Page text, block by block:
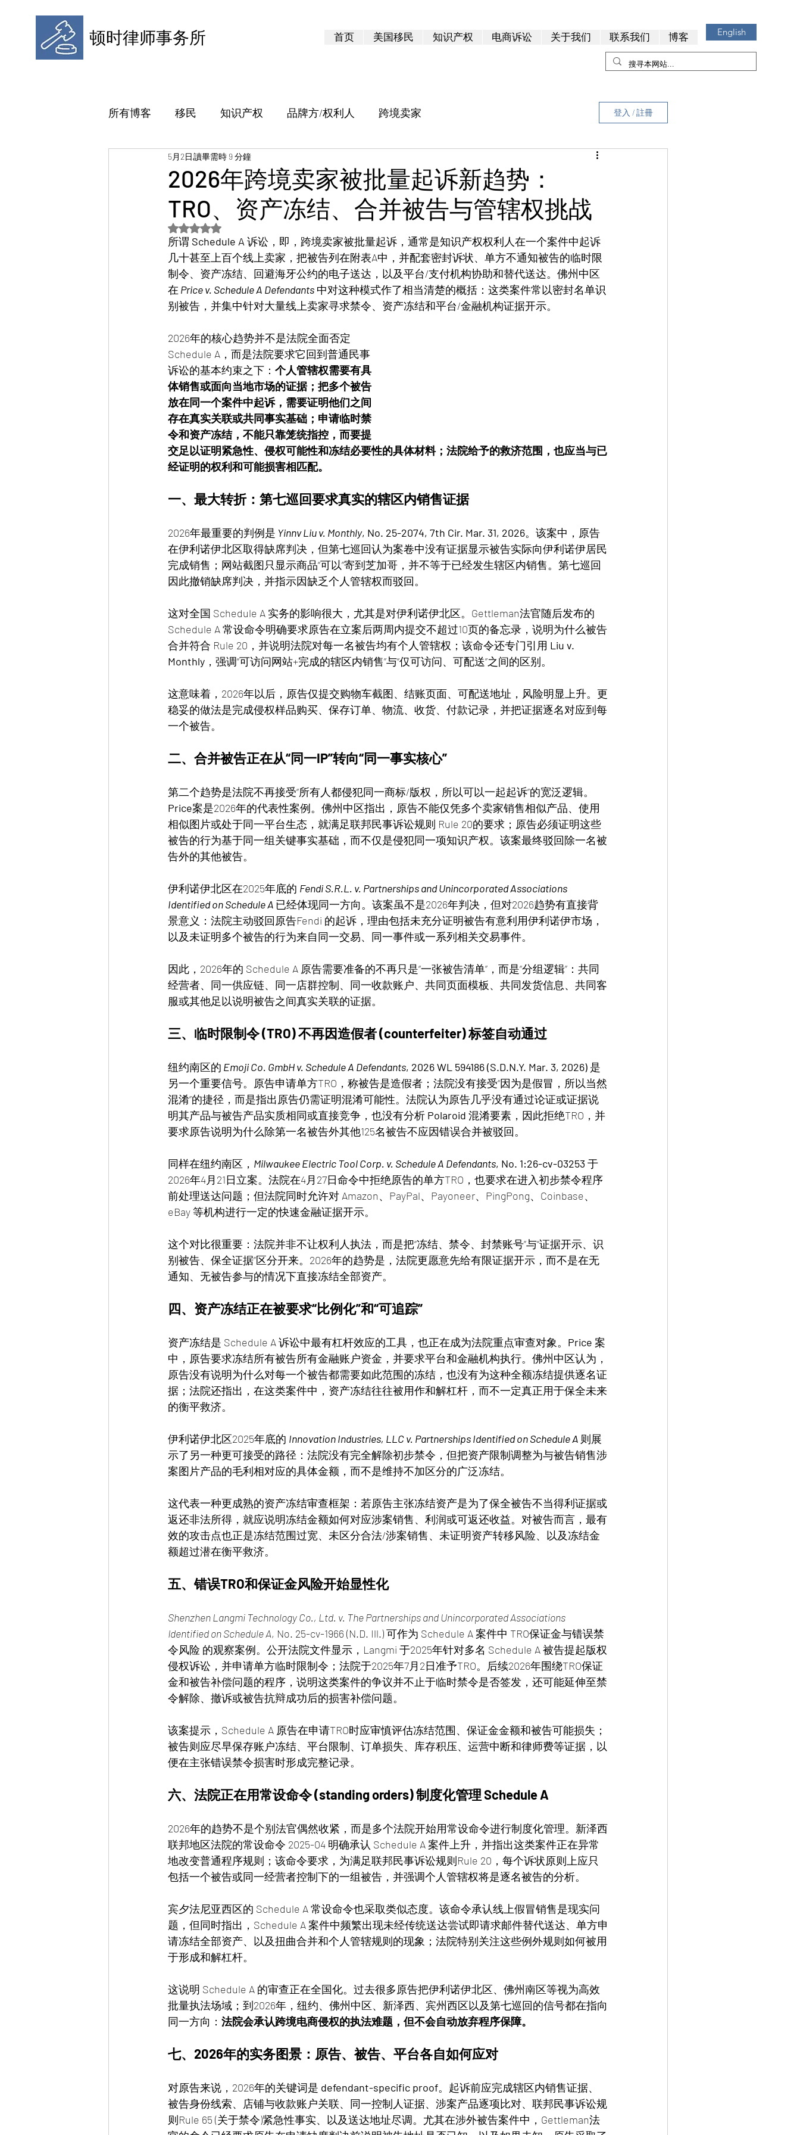
顿时律师事务所 首页 美国移民 知识产权 电商诉讼 关于我们 联系我们 博客 English
所有博客 移民 知识产权 品牌方/权利人 跨境卖家 登入 / 註冊
2026年跨境卖家被批量起诉新趋势：
TRO、资产冻结、合并被告与管辖权挑战
5月2日讀畢需時 9 分鐘
評等為 NaN（最高為 5 顆星）。
所谓 Schedule A 诉讼，即，跨境卖家被批量起诉，通常是知识产权权利人在一个案件中起诉
几十甚至上百个线上卖家，把被告列在附表A中，并配套密封诉状、单方不通知被告的临时限
制令、资产冻结、回避海牙公约的电子送达，以及平台/支付机构协助和替代送达。佛州中区
在 Price v. Schedule A Defendants 中对这种模式作了相当清楚的概括：这类案件常以密封名单识
别被告，并集中针对大量线上卖家寻求禁令、资产冻结和平台/金融机构证据开示。
2026年的核心趋势并不是法院全面否定
Schedule A，而是法院要求它回到普通民事
诉讼的基本约束之下： 个人管辖权需要有具
体销售或面向当地市场的证据；把多个被告
放在同一个案件中起诉，需要证明他们之间
存在真实关联或共同事实基础；申请临时禁
令和资产冻结，不能只靠笼统指控，而要提
交足以证明紧急性、侵权可能性和冻结必要性的具体材料；法院给予的救济范围，也应当与已
经证明的权利和可能损害相匹配。
一、最大转折：第七巡回要求真实的辖区内销售证据
2026年最重要的判例是 Yinnv Liu v. Monthly, No. 25-2074, 7th Cir. Mar. 31, 2026。该案中，原告
在伊利诺伊北区取得缺席判决，但第七巡回认为案卷中没有证据显示被告实际向伊利诺伊居民
完成销售；网站截图只显示商品“可以”寄到芝加哥，并不等于已经发生辖区内销售。第七巡回
因此撤销缺席判决，并指示因缺乏个人管辖权而驳回。
这对全国 Schedule A 实务的影响很大，尤其是对伊利诺伊北区。Gettleman法官随后发布的
Schedule A 常设命令明确要求原告在立案后两周内提交不超过10页的备忘录，说明为什么被告
合并符合 Rule 20，并说明法院对每一名被告均有个人管辖权；该命令还专门引用 Liu v.
Monthly ，强调“可访问网站+完成的辖区内销售”与“仅可访问、可配送”之间的区别。
这意味着，2026年以后，原告仅提交购物车截图、结账页面、可配送地址，风险明显上升。更
稳妥的做法是完成侵权样品购买、保存订单、物流、收货、付款记录，并把证据逐名对应到每
一个被告。
二、合并被告正在从“同一IP”转向“同一事实核心”
第二个趋势是法院不再接受“所有人都侵犯同一商标/版权，所以可以一起起诉”的宽泛逻辑。
Price案是2026年的代表性案例。佛州中区指出，原告不能仅凭多个卖家销售相似产品、使用
相似图片或处于同一平台生态，就满足联邦民事诉讼规则 Rule 20的要求；原告必须证明这些
被告的行为基于同一组关键事实基础，而不仅是侵犯同一项知识产权。该案最终驳回除一名被
告外的其他被告。
伊利诺伊北区在2025年底的 Fendi S.R.L. v. Partnerships and Unincorporated Associations
Identified on Schedule A 已经体现同一方向。该案虽不是2026年判决，但对2026趋势有直接背
景意义：法院主动驳回原告Fendi 的起诉，理由包括未充分证明被告有意利用伊利诺伊市场，
以及未证明多个被告的行为来自同一交易、同一事件或一系列相关交易事件。
因此，2026年的 Schedule A 原告需要准备的不再只是“一张被告清单”，而是“分组逻辑”：共同
经营者、同一供应链、同一店群控制、同一收款账户、共同页面模板、共同发货信息、共同客
服或其他足以说明被告之间真实关联的证据。
三、临时限制令 (TRO) 不再因造假者 (counterfeiter) 标签自动通过
纽约南区的 Emoji Co. GmbH v. Schedule A Defendants, 2026 WL 594186 (S.D.N.Y. Mar. 3, 2026) 是
另一个重要信号。原告申请单方TRO，称被告是造假者；法院没有接受“因为是假冒，所以当然
混淆”的捷径，而是指出原告仍需证明混淆可能性。法院认为原告几乎没有通过论证或证据说
明其产品与被告产品实质相同或直接竞争，也没有分析 Polaroid 混淆要素，因此拒绝TRO，并
要求原告说明为什么除第一名被告外其他125名被告不应因错误合并被驳回。
同样在纽约南区， Milwaukee Electric Tool Corp. v. Schedule A Defendants, No. 1:26-cv-03253 于
2026年4月21日立案。法院在4月27日命令中拒绝原告的单方TRO，也要求在进入初步禁令程序
前处理送达问题；但法院同时允许对 Amazon、PayPal、Payoneer、PingPong、Coinbase、
eBay 等机构进行一定的快速金融证据开示。
这个对比很重要：法院并非不让权利人执法，而是把“冻结、禁令、封禁账号”与“证据开示、识
别被告、保全证据”区分开来。2026年的趋势是，法院更愿意先给有限证据开示，而不是在无
通知、无被告参与的情况下直接冻结全部资产。
四、资产冻结正在被要求“比例化”和“可追踪”
资产冻结是 Schedule A 诉讼中最有杠杆效应的工具，也正在成为法院重点审查对象。 Price 案
中，原告要求冻结所有被告所有金融账户资金，并要求平台和金融机构执行。佛州中区认为，
原告没有说明为什么对每一个被告都需要如此范围的冻结，也没有为这种全额冻结提供逐名证
据；法院还指出，在这类案件中，资产冻结往往被用作和解杠杆，而不一定真正用于保全未来
的衡平救济。
伊利诺伊北区2025年底的 Innovation Industries, LLC v. Partnerships Identified on Schedule A 则展
示了另一种更可接受的路径：法院没有完全解除初步禁令，但把资产限制调整为与被告销售涉
案图片产品的毛利相对应的具体金额，而不是维持不加区分的广泛冻结。
这代表一种更成熟的资产冻结审查框架：若原告主张冻结资产是为了保全被告不当得利证据或
返还非法所得，就应说明冻结金额如何对应涉案销售、利润或可返还收益。对被告而言，最有
效的攻击点也正是冻结范围过宽、未区分合法/涉案销售、未证明资产转移风险、以及冻结金
额超过潜在衡平救济。
五、错误TRO和保证金风险开始显性化
Shenzhen Langmi Technology Co., Ltd. v. The Partnerships and Unincorporated Associations
Identified on Schedule A, No. 25-cv-1966 (N.D. Ill.) 可作为 Schedule A 案件中 TRO保证金与错误禁
令风险 的观察案例。公开法院文件显示，Langmi 于2025年针对多名 Schedule A 被告提起版权
侵权诉讼，并申请单方临时限制令；法院于2025年7月2日准予TRO。后续2026年围绕TRO保证
金和被告补偿问题的程序，说明这类案件的争议并不止于临时禁令是否签发，还可能延伸至禁
令解除、撤诉或被告抗辩成功后的损害补偿问题。
该案提示，Schedule A 原告在申请TRO时应审慎评估冻结范围、保证金金额和被告可能损失；
被告则应尽早保存账户冻结、平台限制、订单损失、库存积压、运营中断和律师费等证据，以
便在主张错误禁令损害时形成完整记录。
六、法院正在用常设命令 (standing orders) 制度化管理 Schedule A
2026年的趋势不是个别法官偶然收紧，而是多个法院开始用常设命令进行制度化管理。新泽西
联邦地区法院的常设命令 2025-04 明确承认 Schedule A 案件上升，并指出这类案件正在异常
地改变普通程序规则；该命令要求，为满足联邦民事诉讼规则Rule 20，每个诉状原则上应只
包括一个被告或同一经营者控制下的一组被告，并强调个人管辖权将是逐名被告的分析。
宾夕法尼亚西区的 Schedule A 常设命令也采取类似态度。该命令承认线上假冒销售是现实问
题，但同时指出，Schedule A 案件中频繁出现未经传统送达尝试即请求邮件替代送达、单方申
请冻结全部资产、以及扭曲合并和个人管辖规则的现象；法院特别关注这些例外规则如何被用
于形成和解杠杆。
这说明 Schedule A 的审查正在全国化。过去很多原告把伊利诺伊北区、佛州南区等视为高效
批量执法场域；到2026年，纽约、佛州中区、新泽西、宾州西区以及第七巡回的信号都在指向
同一方向： 法院会承认跨境电商侵权的执法难题，但不会自动放弃程序保障。
七、2026年的实务图景：原告、被告、平台各自如何应对
对原告来说，2026年的关键词是 defendant-specific proof。起诉前应完成辖区内销售证据、
被告身份线索、店铺与收款账户关联、同一控制人证据、涉案产品逐项比对、联邦民事诉讼规
则Rule 65 (关于禁令)紧急性事实、以及送达地址尽调。尤其在涉外被告案件中，Gettleman法